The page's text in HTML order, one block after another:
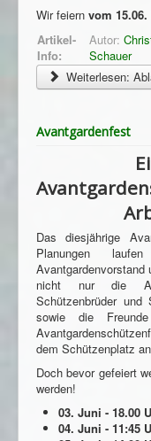
Wir feiern vom
Artikel-
Info:
Autor:
Schauer
Weiterlesen:
Avantgardenfest
Das diesjährige
Planungen
nicht nur die
Schützenbrüder und
sowie die
dem Schützenplatz
Doch bevor gefeiert
werden!
03. Juni - 18.00
04. Juni - 11:45